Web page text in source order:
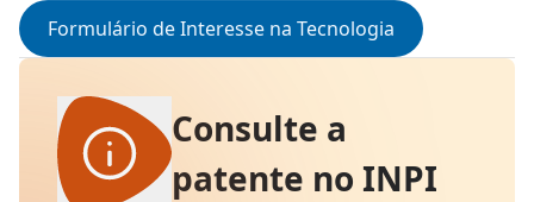
Formulário de Interesse na Tecnologia
Consulte a
patente no INPI